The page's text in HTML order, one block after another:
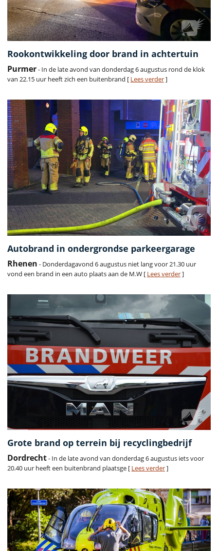
Rookontwikkeling door brand in achtertuin
Purmer- In de late avond van donderdag 6 augustus rond de klok
van 22.15 uur heeft zich een buitenbrand [ Lees verder]
Autobrand in ondergrondse parkeergarage
Rhenen - Donderdagavond 6 augustus niet lang voor 21.30 uur
vond een brand in een auto plaats aan de M.W [ Lees verder]
Grote brand op terrein bij recyclingbedrijf
Dordrecht- In de late avond van donderdag 6 augustus iets voor
20.40 uur heeft een buitenbrand plaatsge [ Lees verder]